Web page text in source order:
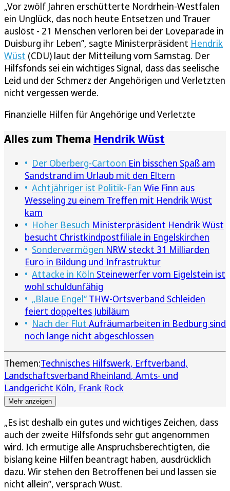
„Vor zwölf Jahren erschütterte Nordrhein-Westfalen
ein Unglück, das noch heute Entsetzen und Trauer
auslöst - 21 Menschen verloren bei der Loveparade in
Duisburg ihr Leben”, sagte Ministerpräsident Hendrik
Wüst (CDU) laut der Mitteilung vom Samstag. Der
Hilfsfonds sei ein wichtiges Signal, dass das seelische
Leid und der Schmerz der Angehörigen und Verletzten
nicht vergessen werde.
Finanzielle Hilfen für Angehörige und Verletzte
Alles zum Thema Hendrik Wüst
Der Oberberg-Cartoon Ein bisschen Spaß am
Sandstrand im Urlaub mit den Eltern
Achtjähriger ist Politik-Fan Wie Finn aus
Wesseling zu einem Treffen mit Hendrik Wüst
kam
Hoher Besuch Ministerpräsident Hendrik Wüst
besucht Christkindpostfiliale in Engelskirchen
Sondervermögen NRW steckt 31 Milliarden
Euro in Bildung und Infrastruktur
Attacke in Köln Steinewerfer vom Eigelstein ist
wohl schuldunfähig
„Blaue Engel“ THW-Ortsverband Schleiden
feiert doppeltes Jubiläum
Nach der Flut Aufräumarbeiten in Bedburg sind
noch lange nicht abgeschlossen
Themen:Technisches Hilfswerk Erftverband
Landschaftsverband Rheinland Amts- und
Landgericht Köln Frank Rock
Mehr anzeigen
„Es ist deshalb ein gutes und wichtiges Zeichen, dass
auch der zweite Hilfsfonds sehr gut angenommen
wird. Ich ermutige alle Anspruchsberechtigten, die
bislang keine Hilfen beantragt haben, ausdrücklich
dazu. Wir stehen den Betroffenen bei und lassen sie
nicht allein”, versprach Wüst.